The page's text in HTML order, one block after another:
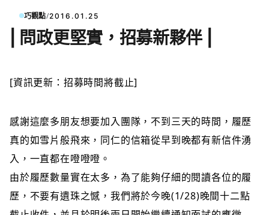
巧觀點/2016.01.25
| 問政更堅實，招募新夥伴 |
[資訊更新：招募時間將截止]
感謝這麼多朋友想要加入團隊，不到三天的時間，履歷
真的如雪片般飛來，同仁的信箱從早到晚都有新信件湧
入，一直都在噔噔噔。
由於履歷數量實在太多，為了能夠仔細的閱讀各位的履
歷，不要有遺珠之憾，我們將於今晚(1/28)晚間十二點